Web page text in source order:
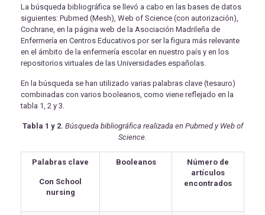
La búsqueda bibliográfica se llevó a cabo en las bases de datos
siguientes: Pubmed (Mesh), Web of Science (con autorización),
Cochrane, en la página web de la Asociación Madrileña de
Enfermería en Centros Educativos por ser la figura más relevante
en el ámbito de la enfermería escolar en nuestro país y en los
repositorios virtuales de las Universidades españolas.
En la búsqueda se han utilizado varias palabras clave (tesauro)
combinadas con varios booleanos, como viene reflejado en la
tabla 1, 2 y 3.
Tabla 1 y 2. Búsqueda bibliográfica realizada en Pubmed y Web of
Science.
Palabras clave
Con School
nursing
Booleanos
Número de
artículos
encontrados